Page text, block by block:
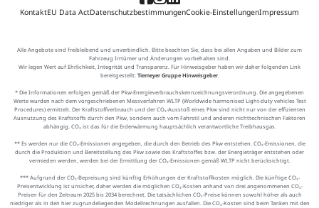
KontaktEU Data ActDatenschutzbestimmungenCookie-EinstellungenImpressum
Alle Angebote sind freibleibend und unverbindlich. Bitte beachten Sie, dass bei allen Angaben und Bilder zum
Fahrzeug Irrtümer und Änderungen vorbehalten sind.
Wir legen Wert auf Ehrlichkeit, Integrität und Transparenz. Für Hinweisgeber haben wir daher folgenden Link
bereitgestellt: Tiemeyer Gruppe Hinweisgeber.
* Die Informationen erfolgen gemäß der Pkw-Energieverbrauchskennzeichnungsverordnung. Die angegebenen
Werte wurden nach dem vorgeschriebenen Messverfahren WLTP (Worldwide harmonised Light-duty vehicles Test
Procedures) ermittelt. Der Kraftstoffverbrauch und der CO₂-Ausstoß eines Pkw sind nicht nur von der effizienten
Ausnutzung des Kraftstoffs durch den Pkw, sondern auch vom Fahrstil und anderen nichttechnischen Faktoren
abhängig. CO₂ ist das für die Erderwärmung hauptsächlich verantwortliche Treibhausgas.
** Es werden nur die CO₂-Emissionen angegeben, die durch den Betrieb des Pkw entstehen. CO₂-Emissionen, die
durch die Produktion und Bereitstellung des Pkw sowie des Kraftstoffes bzw. der Energieträger entstehen oder
vermieden werden, werden bei der Ermittlung der CO₂-Emissionen gemäß WLTP nicht berücksichtigt.
*** Aufgrund der CO₂-Bepreisung sind künftig Erhöhungen der Kraftstoffkosten möglich. Die künftige CO₂-
Preisentwicklung ist unsicher, daher werden die möglichen CO₂-Kosten anhand von drei angenommenen CO₂-
Preisen für den Zeitraum 2025 bis 2034 berechnet. Die tatsächlichen CO₂-Preise können sowohl höher als auch
niedriger als in den hier zugrundeliegenden Modellrechnungen ausfallen. Die CO₂-Kosten sind beim Tanken mit den